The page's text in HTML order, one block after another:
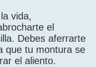
vida,
el
Debes aferrarte
que tu montura se
el aliento.